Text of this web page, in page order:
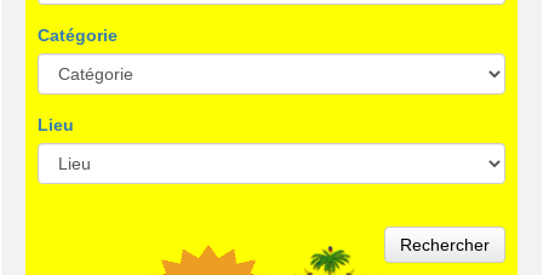
Catégorie
Lieu
Rechercher